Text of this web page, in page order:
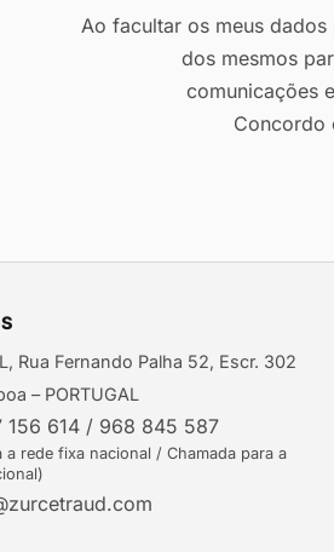
Ao facultar os meus
dos mesmos
comunicações
Concordo
Rua Fernando Palha 52, Escr. 302
– PORTUGAL
156 614 / 968 845 587
a rede fixa nacional / Chamada para a